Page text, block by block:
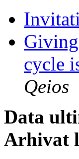
cycle
Qeios
Data
Arhivat